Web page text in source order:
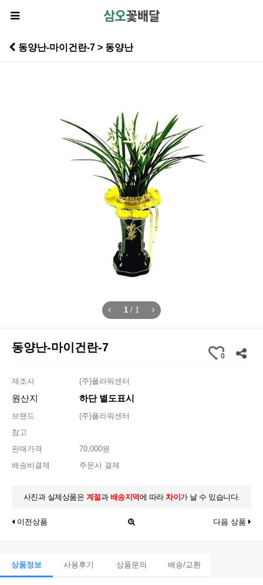
동양난-마이건란-7 > 동양난
1 / 1
동양난-마이건란-7
0
제조사 (주)플라워센터
원산지 하단 별도표시
브랜드
(주)플라워센터
참고
판매가격
70,000원
배송비결제
주문시 결제
사진과 실제상품은 계절과 배송지역에 따라 차이 가 날 수 있습니다.
이전상품 다음 상품
상품정보 사용후기 상품문의 배송/교환